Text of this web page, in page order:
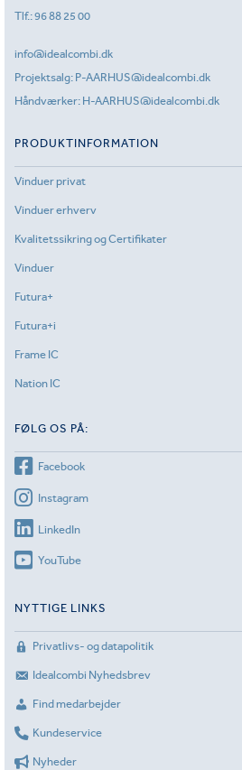
Tlf.:96 88 25 00
info@idealcombi.dk
Projektsalg: P-AARHUS@idealcombi.dk
Håndværker: H-AARHUS@idealcombi.dk
PRODUKTINFORMATION
Vinduer privat
Vinduer erhverv
Kvalitetssikring og Certifikater
Vinduer
Futura+
Futura+i
Frame IC
Nation IC
FØLG OS PÅ:
Facebook
Instagram
LinkedIn
YouTube
NYTTIGE LINKS
Privatlivs- og datapolitik
Idealcombi Nyhedsbrev
Find medarbejder
Kundeservice
Nyheder